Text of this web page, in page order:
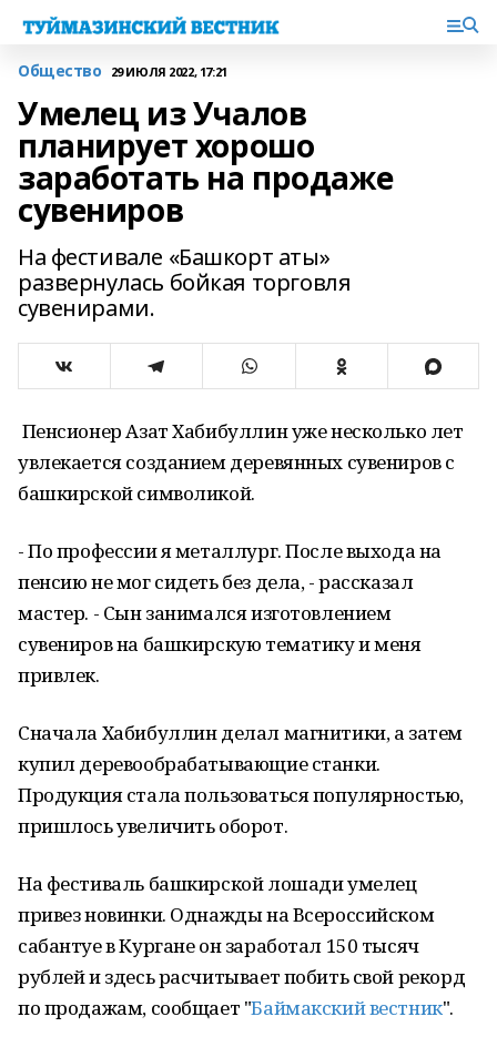
Общество 29 ИЮЛЯ 2022, 17:21
Умелец из Учалов
планирует хорошо
заработать на продаже
сувениров
На фестивале «Башкорт аты»
развернулась бойкая торговля
сувенирами.
Пенсионер Азат Хабибуллин уже несколько лет
увлекается созданием деревянных сувениров с
башкирской символикой.
- По профессии я металлург. После выхода на
пенсию не мог сидеть без дела, - рассказал
мастер. - Сын занимался изготовлением
сувениров на башкирскую тематику и меня
привлек.
Сначала Хабибуллин делал магнитики, а затем
купил деревообрабатывающие станки.
Продукция стала пользоваться популярностью,
пришлось увеличить оборот.
На фестиваль башкирской лошади умелец
привез новинки. Однажды на Всероссийском
сабантуе в Кургане он заработал 150 тысяч
рублей и здесь расчитывает побить свой рекорд
по продажам, сообщает "Баймакский вестник".